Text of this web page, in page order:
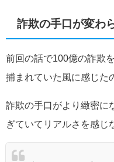
詐欺の手口が変わ
前回の話で100億の詐欺
捕まれていた風に感じた
詐欺の手口がより緻密に
ぎていてリアルさを感じ